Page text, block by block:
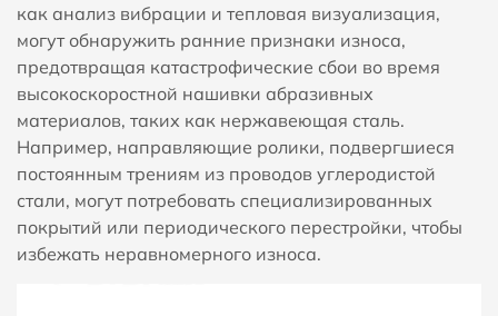
как анализ вибрации и тепловая визуализация,
могут обнаружить ранние признаки износа,
предотвращая катастрофические сбои во время
высокоскоростной нашивки абразивных
материалов, таких как нержавеющая сталь.
Например, направляющие ролики, подвергшиеся
постоянным трениям из проводов углеродистой
стали, могут потребовать специализированных
покрытий или периодического перестройки, чтобы
избежать неравномерного износа.